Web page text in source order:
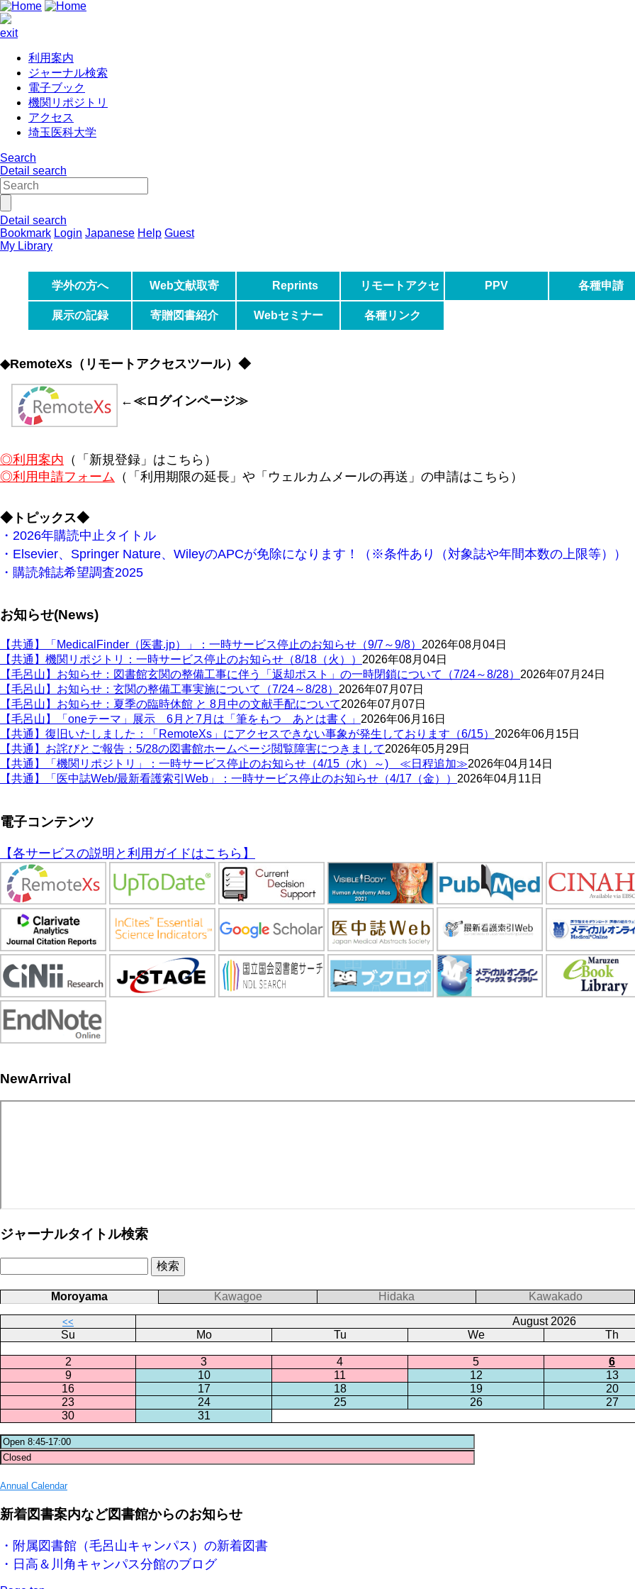
exit
利用案内
ジャーナル検索
電子ブック
機関リポジトリ
アクセス
埼玉医科大学
Search
Detail search
Detail search
Bookmark Login Japanese Help Guest
My Library
学外の方へ Web文献取寄 Reprints
Desk
リモートアクセ
ス
PPV 各種申請
展示の記録 寄贈図書紹介 Webセミナー 各種リンク
◆RemoteXs（リモートアクセスツール）◆
←≪ログインページ≫
◎利用案内 （「新規登録」はこちら）
◎利用申請フォーム （「利用期限の延長」や「ウェルカムメールの再送」の申請はこちら）
◆トピックス◆
・2026年購読中止タイトル
・Elsevier、Springer Nature、WileyのAPCが免除になります！（※条件あり（対象誌や年間本数の上限等））
・購読雑誌希望調査2025
お知らせ(News)
【共通】「MedicalFinder（医書.jp）」：一時サービス停止のお知らせ（9/7～9/8） 2026年08月04日
【共通】機関リポジトリ：一時サービス停止のお知らせ（8/18（火）） 2026年08月04日
【毛呂山】お知らせ：図書館玄関の整備工事に伴う「返却ポスト」の一時閉鎖について（7/24～8/28） 2026年07月24日
【毛呂山】お知らせ：玄関の整備工事実施について（7/24～8/28） 2026年07月07日
【毛呂山】お知らせ：夏季の臨時休館 と 8月中の文献手配について2026年07月07日
【毛呂山】「oneテーマ」展示 6月と7月は「筆をもつ あとは書く」 2026年06月16日
【共通】復旧いたしました：「RemoteXs」にアクセスできない事象が発生しております（6/15） 2026年06月15日
【共通】お詫びとご報告：5/28の図書館ホームページ閲覧障害につきまして2026年05月29日
【共通】「機関リポジトリ」：一時サービス停止のお知らせ（4/15（水）～) ≪日程追加≫2026年04月14日
【共通】「医中誌Web/最新看護索引Web」：一時サービス停止のお知らせ（4/17（金）） 2026年04月11日
電子コンテンツ
【各サービスの説明と利用ガイドはこちら】
NewArrival
ジャーナルタイトル検索
Moroyama Kawagoe Hidaka Kawakado
<<
August 2026
Su
Mo Tu We Th
2 3 4 5
6
9
10 11 12
13
16
17 18 19
20
23
24 25 26
27
30
31
Annual Calendar
新着図書案内など図書館からのお知らせ
・附属図書館（毛呂山キャンパス）の新着図書
・日高＆川角キャンパス分館のブログ